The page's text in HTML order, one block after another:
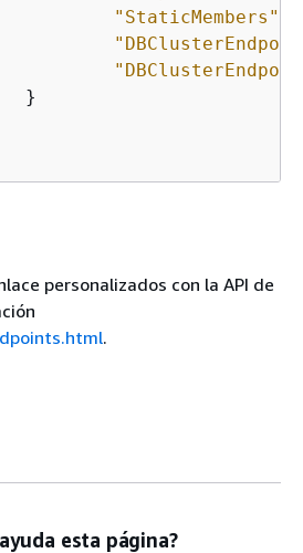
"StaticMembers"
personalizados con la API de
.
esta página?